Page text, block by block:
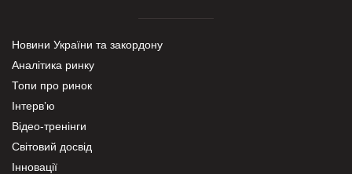
Новини України та закордону
Аналітика ринку
Топи про ринок
Інтерв’ю
Відео-тренінги
Світовий досвід
Інновації